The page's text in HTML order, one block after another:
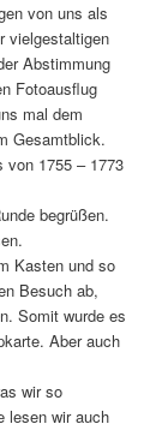
von uns als
vielgestaltigen
Abstimmung
Fotoausflug
mal dem
Gesamtblick.
von 1755 – 1773
begrüßen.
Kasten und so
Besuch ab,
Somit wurde es
Aber auch
wir so
lesen wir auch